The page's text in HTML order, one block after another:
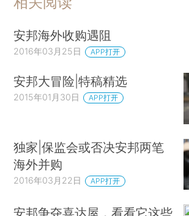
安邦海外收购遇阻
2016年03月25日 APP打开
安邦大冒险|特稿精选
2015年01月30日 APP打开
独家|保监会或否决安邦两笔
海外并购
2016年03月22日 APP打开
安邦争夺喜达屋，看看它这些